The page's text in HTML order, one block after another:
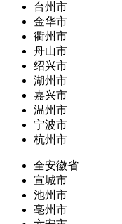
台州市
金华市
衢州市
舟山市
绍兴市
湖州市
嘉兴市
温州市
宁波市
杭州市
全安徽省
宣城市
池州市
亳州市